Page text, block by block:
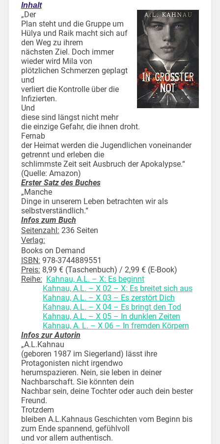
Inhalt
„Der
Plan steht und die Gruppe um
Hülya und Raik macht sich auf
den Weg zu ihrem
nächsten Ziel. Doch immer
wieder wird Mila von
plötzlichen Schmerzen geplagt
und
verliert die Kontrolle über die
Infizierten.
Und
diese sind längst nicht mehr
die einzige Gefahr, die ihnen droht.
Fernab
der Heimat werden die Jugendlichen voneinander
getrennt und erleben die
schlimmste Zeit seit Ausbruch der Apokalypse.“
(Quelle: Amazon)
Erster Satz des Buches
„Manche
Dinge in unserem Leben betrachten wir als
selbstverständlich.“
Infos zum Buch
Seitenzahl: 236 Seiten
Verlag:
Books on Demand
ISBN: 978-3744889551
Preis: 8,99 € (Taschenbuch) / 2,99 € (E-Book)
Reihe: Kahnau, A.L. – X: Es beginnt
Kahnau, A.L. – X 02 – X: Es breitet sich aus
Kahnau, A.L. – X 03 – Es zerstört Dich
Kahnau, A.L. – X 04 – Es bringt den Tod
Kahnau, A.L. – X 05 – In dunklen Zeiten
Kahnau, A. L. – X 06 – In fremden Körpern
Infos zur Autorin
„A.L.Kahnau
(geboren 1987 im Siegerland) lässt ihre
Protagonisten nicht irgendwo
herumspazieren. Nein, sie leben in deiner
Nachbarschaft. Sie könnten dein
Nachbar sein, deine Tochter oder auch dein bester
Freund.
Trotzdem
bleiben A.L.Kahnaus Geschichten vom Beginn bis
zum Ende spannend, gefühlvoll
und vor allem authentisch.